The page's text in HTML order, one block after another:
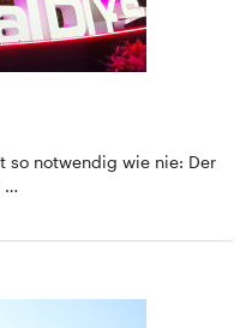
so notwendig wie nie: Der
…